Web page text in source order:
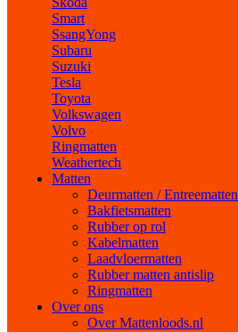
Smart
SsangYong
Subaru
Suzuki
Tesla
Toyota
Volkswagen
Volvo
Ringmatten
Weathertech
Matten
Deurmatten / Entreematten
Bakfietsmatten
Rubber op rol
Kabelmatten
Laadvloermatten
Rubber matten antislip
Ringmatten
Over ons
Over Mattenloods.nl